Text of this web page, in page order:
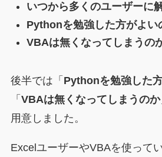
いつから多くのユーザーに
Pythonを勉強した方がよい
VBAは無くなってしまうの
後半では「 Pythonを勉強した
「 VBAは無くなってしまうのか
用意しました。
ExcelユーザーやVBAを使って